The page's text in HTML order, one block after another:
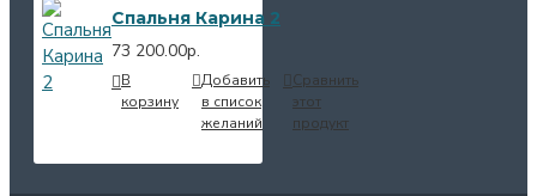
Спальня Карина 2
73 200.00р.
В
корзину
Добавить
в список
желаний
Сравнить
этот
продукт